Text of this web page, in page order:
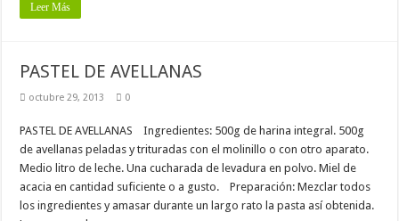
Leer Más
PASTEL DE AVELLANAS
octubre 29, 2013 0
PASTEL DE AVELLANAS Ingredientes: 500g de harina integral. 500g
de avellanas peladas y trituradas con el molinillo o con otro aparato.
Medio litro de leche. Una cucharada de levadura en polvo. Miel de
acacia en cantidad suficiente o a gusto. Preparación: Mezclar todos
los ingredientes y amasar durante un largo rato la pasta así obtenida.